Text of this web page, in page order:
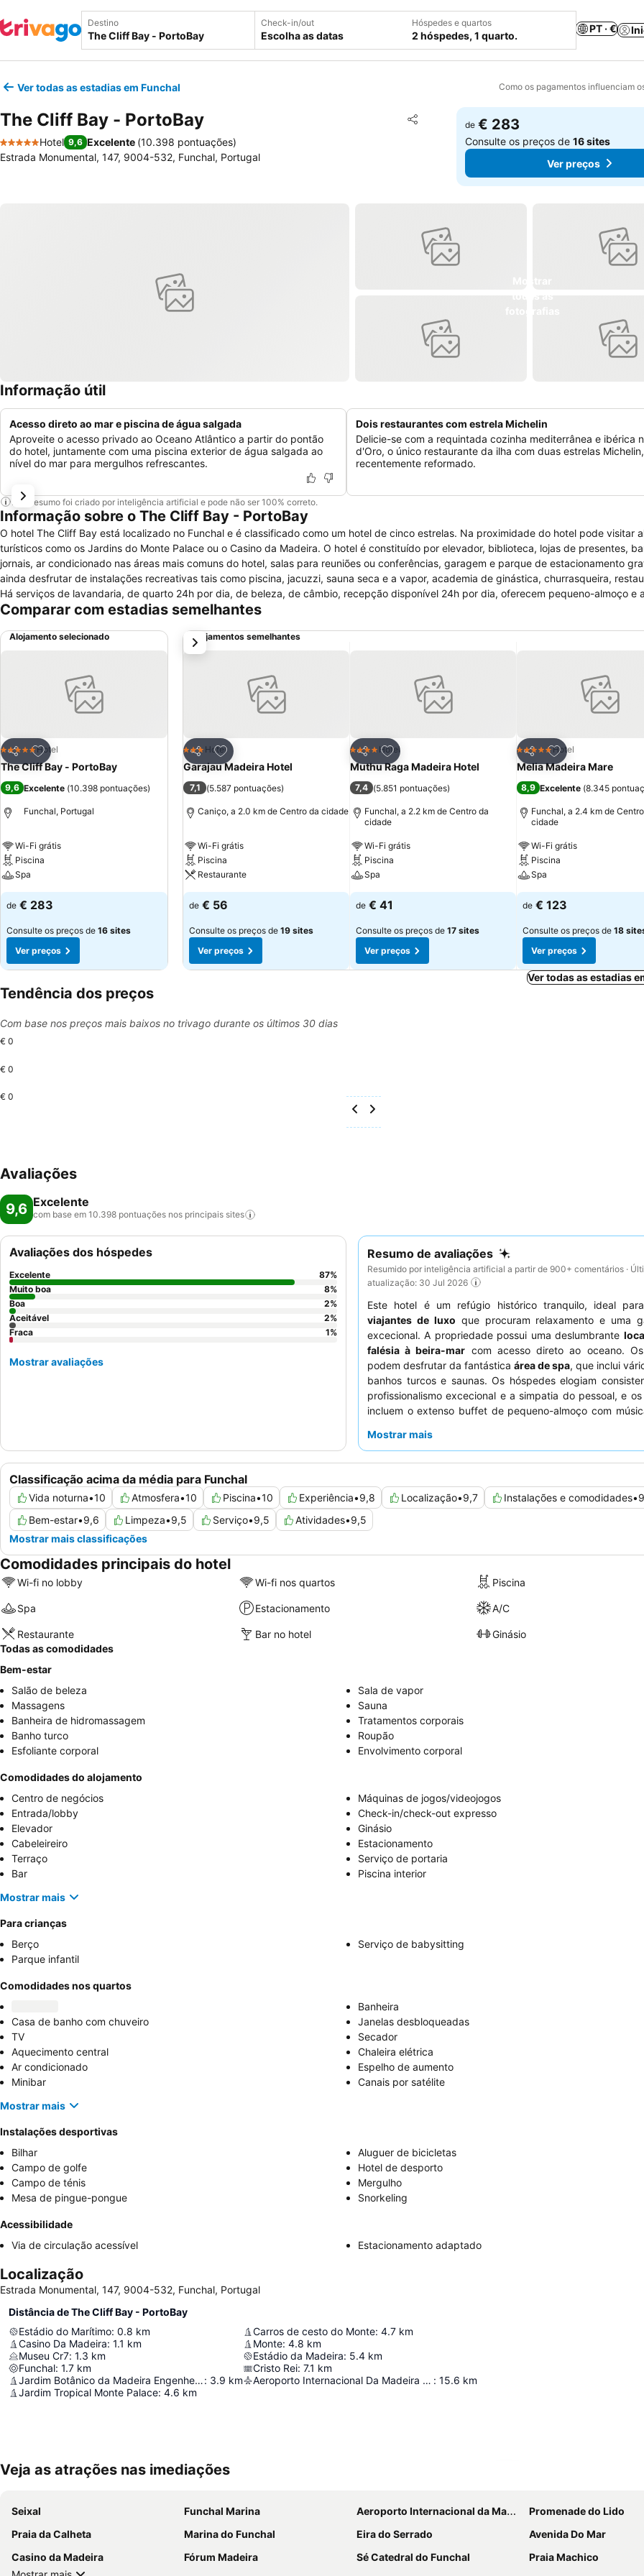
Destino Check-in/out
Escolha as datas
Hóspedes e quartos
2 hóspedes, 1 quarto.
PT · €
Ver todas as estadias em Funchal Como os pagamentos influenciam
The Cliff Bay - PortoBay Partilhar
Adicionar aos favoritos
5 Estrelas
Hotel 9,6 Excelente (10.398 pontuações)
Estrada Monumental, 147, 9004-532, Funchal, Portugal
de € 283
Consulte os preços de16 sites
Ver preços
Informação útil
Acesso direto ao mar e piscina de água salgada
Aproveite o acesso privado ao Oceano Atlântico a partir do pontão
do hotel, juntamente com uma piscina exterior de água salgada ao
nível do mar para mergulhos refrescantes.
Dois restaurantes com estrela Michelin
Delicie-se com a requintada cozinha mediterrânea e ibérica
d'Oro, o único restaurante da ilha com duas estrelas Michelin,
recentemente reformado.
Este resumo foi criado por inteligência artificial e pode não ser 100% correto.
Informação sobre o The Cliff Bay - PortoBay
O hotel The Cliff Bay está localizado no Funchal e é classificado como um hotel de cinco estrelas. Na proximidade do hotel pode visitar
turísticos como os Jardins do Monte Palace ou o Casino da Madeira. O hotel é constituído por elevador, biblioteca, lojas de presentes,
jornais, ar condicionado nas áreas mais comuns do hotel, salas para reuniões ou conferências, garagem e parque de estacionamento
ainda desfrutar de instalações recreativas tais como piscina, jacuzzi, sauna seca e a vapor, academia de ginástica, churrasqueira,
Há serviços de lavandaria, de quarto 24h por dia, de beleza, de câmbio, recepção disponível 24h por dia, oferecem pequeno-almoço e
internet sem fios. No interior dos quartos de hotel existe TV com canais por satélite, telefone, ar condicionado, cafeteira, varanda, janelas
Comparar com estadias semelhantes
Alojamento selecionado
Partilhar
Adicionar aos favoritos
5 EstrelasHotel
The Cliff Bay - PortoBay
9,6 Excelente (10.398 pontuações)
Funchal, Portugal
Wi-Fi grátis
Piscina
Spa
de € 283
Consulte os preços de 16 sites
Ver preços
Alojamentos semelhantes
Partilhar
Adicionar aos favoritos
3 Estrelas
Hotel
Garajau Madeira Hotel
7,1 (5.587 pontuações)
Caniço, a 2.0 km de Centro da cidade
Wi-Fi grátis
Piscina
Restaurante
de € 56
Consulte os preços de 19 sites
Ver preços
Partilhar
Adicionar aos favoritos
4 EstrelasHotel
Muthu Raga Madeira Hotel
7,4 (5.851 pontuações)
Funchal, a 2.2 km de Centro da
cidade
Wi-Fi grátis
Piscina
Spa
de € 41
Consulte os preços de 17 sites
Ver preços
Partilhar
Adicionar aos
5 EstrelasHotel
Melia Madeira Mare
8,9 Excelente (8.345
Funchal, a 2.4 km de
cidade
Wi-Fi grátis
Piscina
Spa
de € 123
Consulte os preços de 18
Ver preços
próximo
Ver todas as estadias
Tendência dos preços
Com base nos preços mais baixos no trivago durante os últimos 30 dias
€ 0
€ 0
€ 0
Avaliações
9,6 Excelente
com base em 10.398 pontuações nos principais sites
Resumo de avaliações
Resumido por inteligência artificial a partir de 900+ comentários ·
atualização: 30 Jul 2026
Este hotel é um refúgio histórico tranquilo, ideal
viajantes de luxo que procuram relaxamento e uma
excecional. A propriedade possui uma deslumbrante
falésia à beira-mar com acesso direto ao oceano.
podem desfrutar da fantástica área de spa, que inclui
banhos turcos e saunas. Os hóspedes elogiam
profissionalismo excecional e a simpatia do pessoal, e
incluem o extenso buffet de pequeno-almoço com
Para a melhor experiência, considere um quarto com
Mostrar mais
Classificação acima da média para Funchal
Vida noturna•10 Atmosfera•10 Piscina•10 Experiência•9,8 Localização•9,7 Instalações e comodidades•
Bem-estar•9,6 Limpeza•9,5 Serviço•9,5 Atividades•9,5
Mostrar mais classificações
Avaliações dos hóspedes
Excelente 87%
Muito boa
8%
Boa
2%
Aceitável
2%
Fraca
1%
Mostrar avaliações
Comodidades principais do hotel
Wi-fi no lobby Wi-fi nos quartos Piscina
Spa Estacionamento A/C
Restaurante Bar no hotel
Ginásio
Todas as comodidades
Bem-estar
Salão de beleza
Sala de vapor
Massagens
Sauna
Banheira de hidromassagem
Tratamentos corporais
Banho turco
Roupão
Esfoliante corporal
Envolvimento corporal
Comodidades do alojamento
Centro de negócios
Máquinas de jogos/videojogos
Entrada/lobby
Check-in/check-out expresso
Elevador
Ginásio
Cabeleireiro
Estacionamento
Terraço
Serviço de portaria
Bar
Piscina interior
Mostrar mais
Para crianças
Berço
Serviço de babysitting
Parque infantil
Comodidades nos quartos
Banheira
Casa de banho com chuveiro
Janelas desbloqueadas
TV
Secador
Aquecimento central
Chaleira elétrica
Ar condicionado
Espelho de aumento
Minibar
Canais por satélite
Mostrar mais
Instalações desportivas
Bilhar
Aluguer de bicicletas
Campo de golfe
Hotel de desporto
Campo de ténis
Mergulho
Mesa de pingue-pongue
Snorkeling
Acessibilidade
Via de circulação acessível
Estacionamento adaptado
Localização
Estrada Monumental, 147, 9004-532, Funchal, Portugal
Distância de The Cliff Bay - PortoBay
Estádio do Marítimo: 0.8 km
Casino Da Madeira: 1.1 km
Museu Cr7: 1.3 km
Funchal: 1.7 km
Jardim Botânico da Madeira Engenheiro Rui Vieira: 3.9 km
Jardim Tropical Monte Palace: 4.6 km
Carros de cesto do Monte: 4.7 km
Monte: 4.8 km
Estádio da Madeira: 5.4 km
Cristo Rei: 7.1 km
Aeroporto Internacional Da Madeira - Cristiano Ronaldo : 15.6 km
Veja as atrações nas imediações
Seixal Funchal Marina Aeroporto Internacional da Madeira Cristiano Ronaldo
Promenade do Lido
Praia da Calheta
Marina do Funchal Eira do Serrado
Avenida Do Mar
Casino da Madeira
Fórum Madeira Sé Catedral do Funchal
Praia Machico